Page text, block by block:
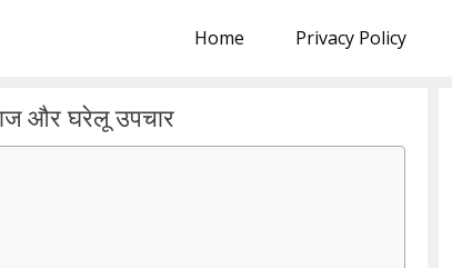
Home Privacy Policy
और घरेलू उपचार